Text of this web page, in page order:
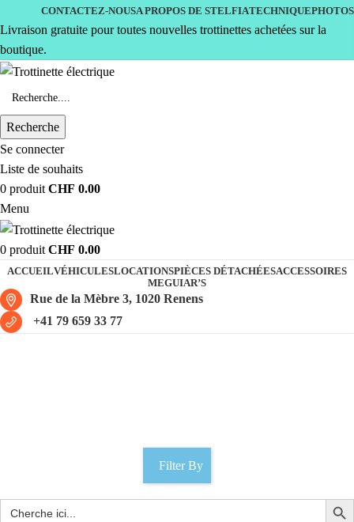
CONTACTEZ-NOUSA PROPOS DE STELFIATECHNIQUEPHOTOS
Livraison gratuite pour toutes nouvelles trottinettes achetées sur la
boutique.
Recherche
Se connecter
Liste de souhaits
0 produit CHF 0.00
Menu
0 produit CHF 0.00
ACCUEILVÉHICULESLOCATIONSPIÈCES DÉTACHÉESACCESSOIRES
MEGUIAR’S
Rue de la Mèbre 3, 1020 Renens
+41 79 659 33 77
Filter By